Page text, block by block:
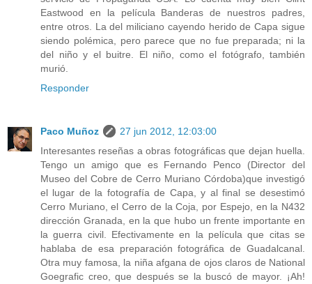
Eastwood en la película Banderas de nuestros padres,
entre otros. La del miliciano cayendo herido de Capa sigue
siendo polémica, pero parece que no fue preparada; ni la
del niño y el buitre. El niño, como el fotógrafo, también
murió.
Responder
Paco Muñoz
27 jun 2012, 12:03:00
Interesantes reseñas a obras fotográficas que dejan huella.
Tengo un amigo que es Fernando Penco (Director del
Museo del Cobre de Cerro Muriano Córdoba)que investigó
el lugar de la fotografía de Capa, y al final se desestimó
Cerro Muriano, el Cerro de la Coja, por Espejo, en la N432
dirección Granada, en la que hubo un frente importante en
la guerra civil. Efectivamente en la película que citas se
hablaba de esa preparación fotográfica de Guadalcanal.
Otra muy famosa, la niña afgana de ojos claros de National
Goegrafic creo, que después se la buscó de mayor. ¡Ah!